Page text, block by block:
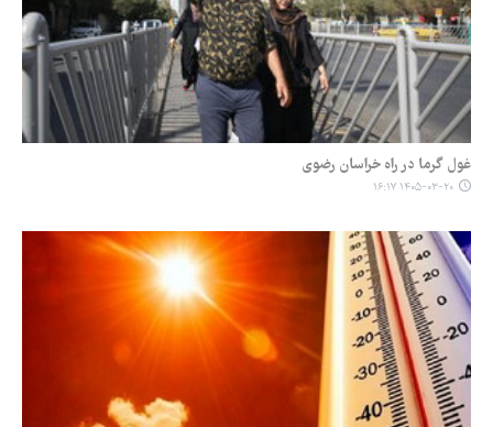
غول گرما در راه خراسان رضوی
۱۴۰۵-۰۳-۲۰ ۱۶:۱۷